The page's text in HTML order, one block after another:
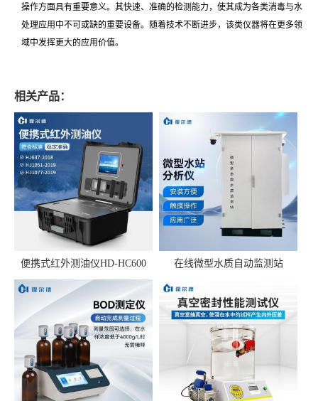
操作方面具有重要意义。其快速、准确的检测能力，使其成为各类消毒与水
处理应用中不可或缺的重要设备。随着技术不断进步，该类仪器将在更多领
域中发挥更大的应用价值。
相关产品：
便携式红外测油仪HD-HC600 在线微型水质自动监测站